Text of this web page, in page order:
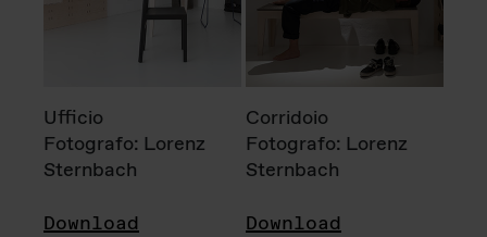
Ufficio
Fotografo: Lorenz
Sternbach
Download
Corridoio
Fotografo: Lorenz
Sternbach
Download